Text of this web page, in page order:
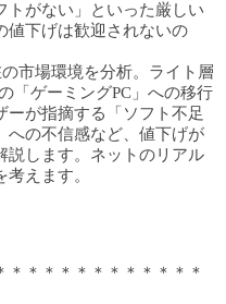
トがない」といった厳しい
値下げは歓迎されないの
市場環境を分析。ライト層
「ゲーミングPC」への移行
ーが指摘する「ソフト不足
への不信感など、値下げが
説します。ネットのリアル
えます。
＊＊＊＊＊＊＊＊＊＊＊＊